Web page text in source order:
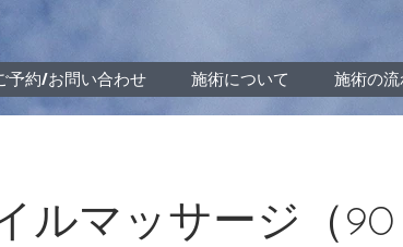
予約/お問い合わせ 施術について 施術の
ルマッサージ（90